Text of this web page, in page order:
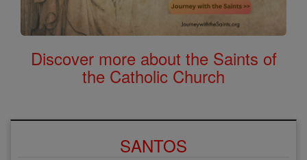
Discover more about the Saints of
the Catholic Church
SANTOS